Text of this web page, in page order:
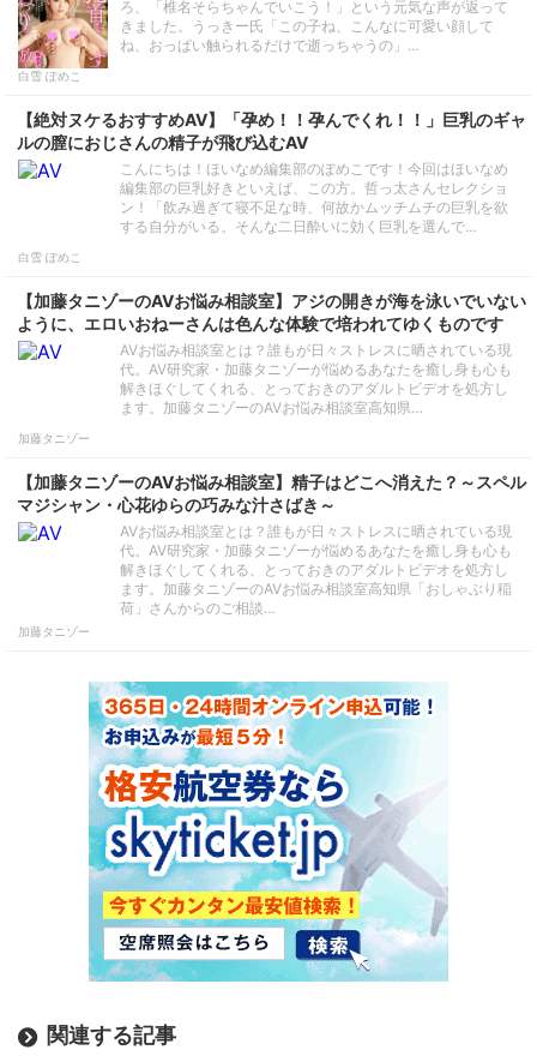
ろ、「椎名そらちゃんでいこう！」という元気な声が返って
きました。うっきー氏「この子ね、こんなに可愛い顔して
ね、おっぱい触られるだけで逝っちゃうの」…
白雪 ぽめこ
【絶対ヌケるおすすめAV】「孕め！！孕んでくれ！！」巨乳のギャ
ルの膣におじさんの精子が飛び込むAV
こんにちは！ほいなめ編集部のぽめこです！今回はほいなめ
編集部の巨乳好きといえば、この方。哲っ太さんセレクショ
ン！「飲み過ぎて寝不足な時、何故かムッチムチの巨乳を欲
する自分がいる。そんな二日酔いに効く巨乳を選んで…
白雪 ぽめこ
【加藤タニゾーのAVお悩み相談室】アジの開きが海を泳いでいない
ように、エロいおねーさんは色んな体験で培われてゆくものです
AVお悩み相談室とは？誰もが日々ストレスに晒されている現
代。AV研究家・加藤タニゾーが悩めるあなたを癒し身も心も
解きほぐしてくれる、とっておきのアダルトビデオを処方し
ます。加藤タニゾーのAVお悩み相談室高知県…
加藤タニゾー
【加藤タニゾーのAVお悩み相談室】精子はどこへ消えた？～スペル
マジシャン・心花ゆらの巧みな汁さばき～
AVお悩み相談室とは？誰もが日々ストレスに晒されている現
代。AV研究家・加藤タニゾーが悩めるあなたを癒し身も心も
解きほぐしてくれる、とっておきのアダルトビデオを処方し
ます。加藤タニゾーのAVお悩み相談室高知県「おしゃぶり稲
荷」さんからのご相談…
加藤タニゾー
関連する記事